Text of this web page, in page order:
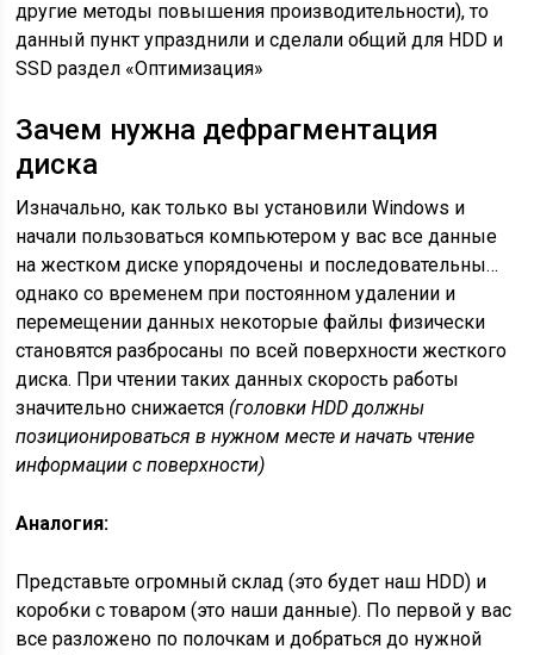
другие методы повышения производительности), то
данный пункт упразднили и сделали общий для HDD и
SSD раздел «Оптимизация»
Зачем нужна дефрагментация
диска
Изначально, как только вы установили Windows и
начали пользоваться компьютером у вас все данные
на жестком диске упорядочены и последовательны…
однако со временем при постоянном удалении и
перемещении данных некоторые файлы физически
становятся разбросаны по всей поверхности жесткого
диска. При чтении таких данных скорость работы
значительно снижается (головки HDD должны
позиционироваться в нужном месте и начать чтение
информации с поверхности)
Аналогия:
Представьте огромный склад (это будет наш HDD) и
коробки с товаром (это наши данные). По первой у вас
все разложено по полочкам и добраться до нужной